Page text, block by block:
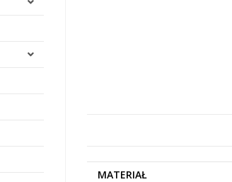
MATERIAŁ